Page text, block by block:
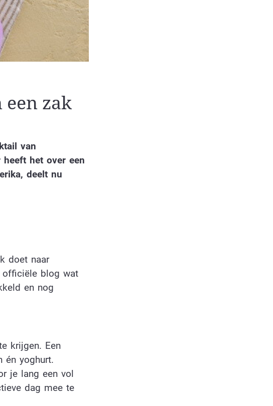
zak
van
het over een
deelt nu
doet naar
officiële blog wat
en nog
krijgen. Een
én yoghurt.
je lang een vol
dag mee te